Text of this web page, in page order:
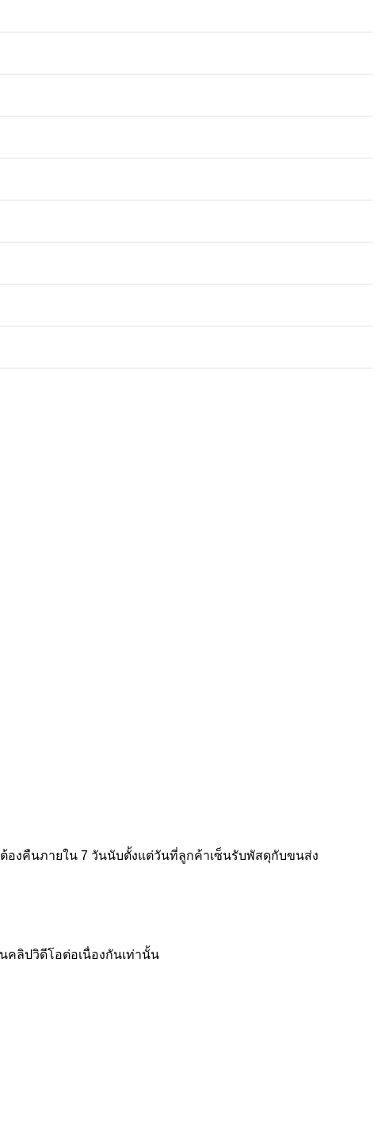
งคืนภายใน 7 วันนับตั้งแต่วันที่ลูกค้าเซ็นรับพัสดุกับขนส่ง
คลิปวิดีโอต่อเนื่องกันเท่านั้น